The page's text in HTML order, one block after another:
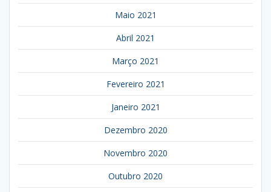
Maio 2021
Abril 2021
Março 2021
Fevereiro 2021
Janeiro 2021
Dezembro 2020
Novembro 2020
Outubro 2020